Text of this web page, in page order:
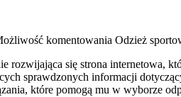
komentowania Odzież
rozwijająca się strona internetowa,
sprawdzonych informacji
które pomogą mu w wyborze